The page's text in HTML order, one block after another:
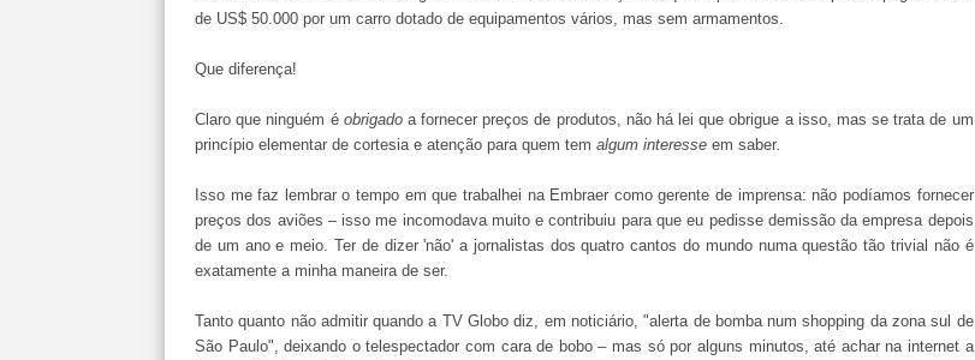
de US$ 50.000 por um carro dotado de equipamentos vários, mas sem armamentos.
Que diferença!
Claro que ninguém é obrigadoa fornecer preços de produtos, não há lei que obrigue a isso, mas se trata de um
princípio elementar de cortesia e atenção para quem tem algum interesse em saber.
Isso me faz lembrar o tempo em que trabalhei na Embraer como gerente de imprensa: não podíamos fornecer
preços dos aviões – isso me incomodava muito e contribuiu para que eu pedisse demissão da empresa depois
de um ano e meio. Ter de dizer 'não' a jornalistas dos quatro cantos do mundo numa questão tão trivial não é
exatamente a minha maneira de ser.
Tanto quanto não admitir quando a TV Globo diz, em noticiário, "alerta de bomba num shopping da zona sul de
São Paulo", deixando o telespectador com cara de bobo – mas só por alguns minutos, até achar na internet a